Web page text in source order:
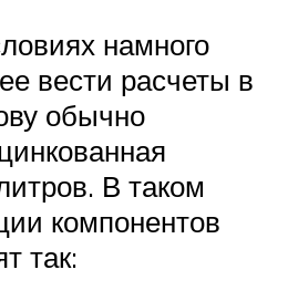
намного
вести расчеты в
обычно
В таком
компонентов
так: